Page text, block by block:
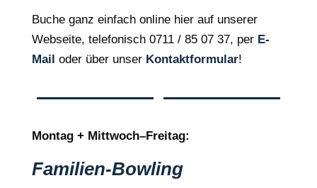
Buche ganz einfach online hier auf unserer
Webseite, telefonisch 0711 / 85 07 37, per E-
Mail oder über unser Kontaktformular!
Montag + Mittwoch–Freitag:
Familien-Bowling